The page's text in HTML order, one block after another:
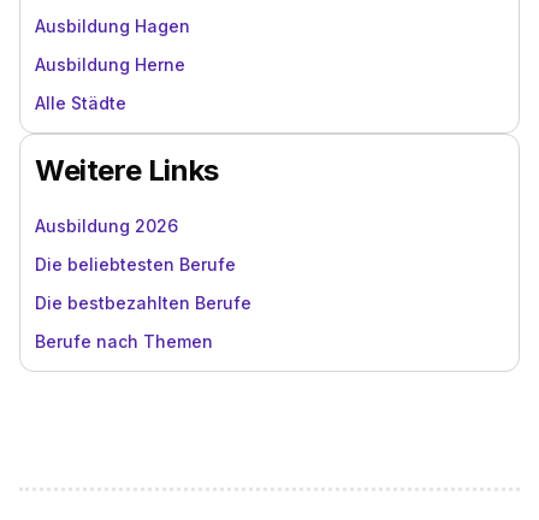
Ausbildung Hagen
Ausbildung Herne
Alle Städte
Weitere Links
Ausbildung 2026
Die beliebtesten Berufe
Die bestbezahlten Berufe
Berufe nach Themen